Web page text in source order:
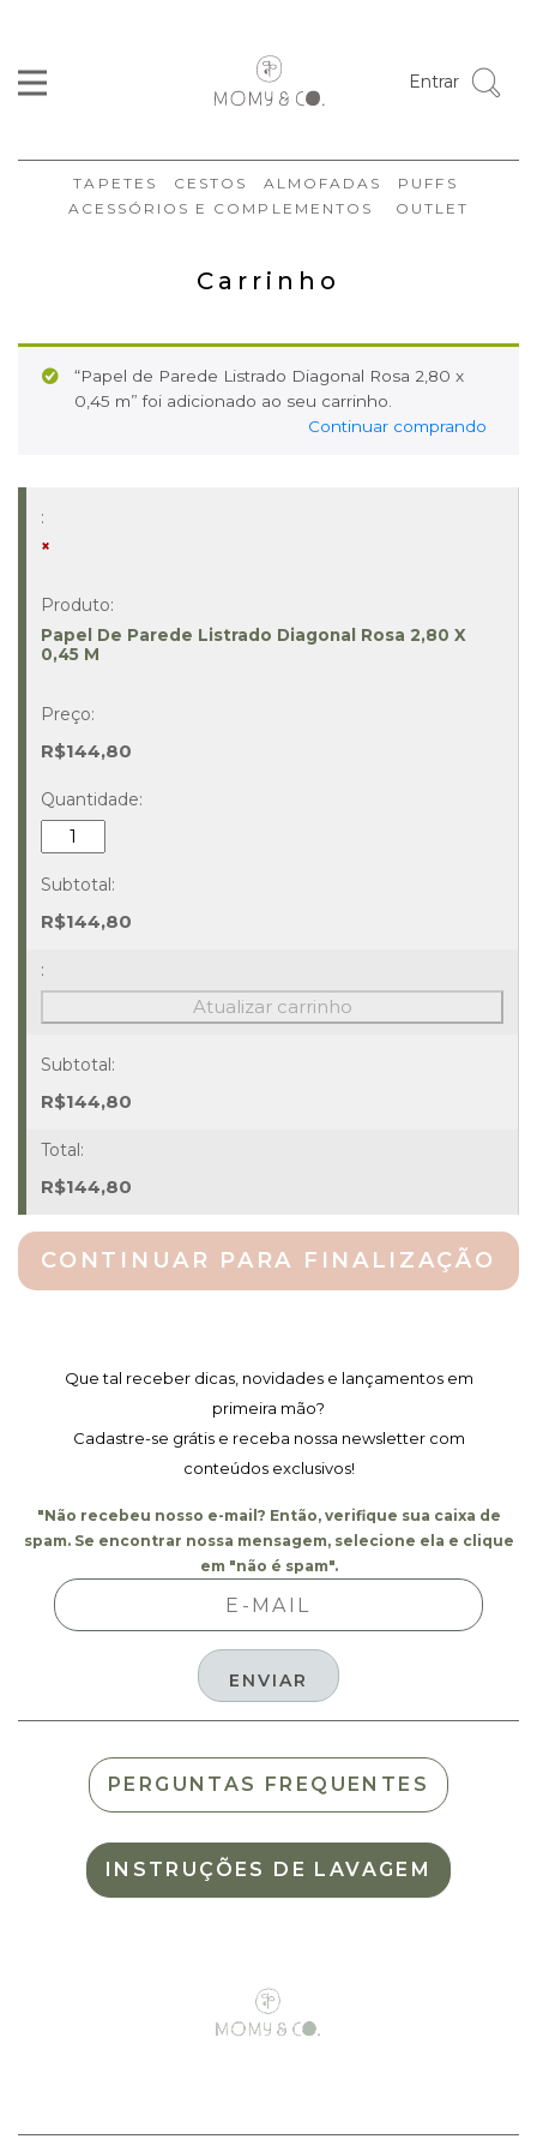
Entrar
TAPETES CESTOS ALMOFADAS
PUFFS
ACESSÓRIOS E COMPLEMENTOS
OUTLET
Carrinho
“Papel de Parede Listrado Diagonal Rosa 2,80 x
0,45 m” foi adicionado ao seu carrinho.
Continuar comprando
×
Papel De Parede Listrado Diagonal Rosa 2,80 X
0,45 M
R$144,80
Papel
De
Parede
Listrado
Diagonal
Rosa
2,80
M
Quantidade
R$144,80
Atualizar carrinho
R$144,80
R$144,80
CONTINUAR PARA FINALIZAÇÃO
Que tal receber dicas, novidades e lançamentos em
primeira mão?
Cadastre-se grátis e receba nossa newsletter com
conteúdos exclusivos!
"Não recebeu nosso e-mail? Então, verifique sua caixa de
spam. Se encontrar nossa mensagem, selecione ela e clique
em "não é spam".
PERGUNTAS FREQUENTES
INSTRUÇÕES DE LAVAGEM